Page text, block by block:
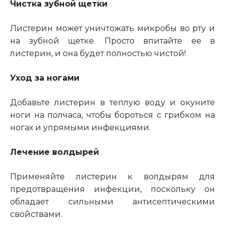
Чистка зубной щетки
Листерин может уничтожать микробы во рту и
на зубной щетке. Просто впитайте ее в
листерин, и она будет полностью чистой!
Уход за ногами
Добавьте листерин в теплую воду и окуните
ноги на полчаса, чтобы бороться с грибком на
ногах и упрямыми инфекциями.
Лечение волдырей
Применяйте листерин к волдырям для
предотвращения инфекции, поскольку он
обладает сильными антисептическими
свойствами.